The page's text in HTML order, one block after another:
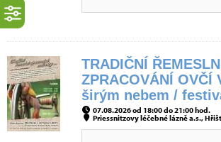
TRADIČNÍ
ZPRACOVÁNÍ OVČÍ
širým nebem /
07.08.2026 od 18:00 do 21:00 hod.
Priessnitzovy léčebné lázně a.s.,